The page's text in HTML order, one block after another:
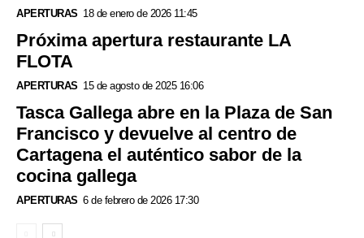
APERTURAS 18 de enero de 2026 11:45
Próxima apertura restaurante LA
FLOTA
APERTURAS 15 de agosto de 2025 16:06
Tasca Gallega abre en la Plaza de San
Francisco y devuelve al centro de
Cartagena el auténtico sabor de la
cocina gallega
APERTURAS 6 de febrero de 2026 17:30